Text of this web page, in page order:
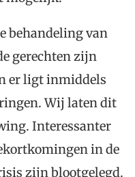
behandeling van
gerechten zijn
er ligt inmiddels
Wij laten dit
Interessanter
in de
zijn blootgelegd.